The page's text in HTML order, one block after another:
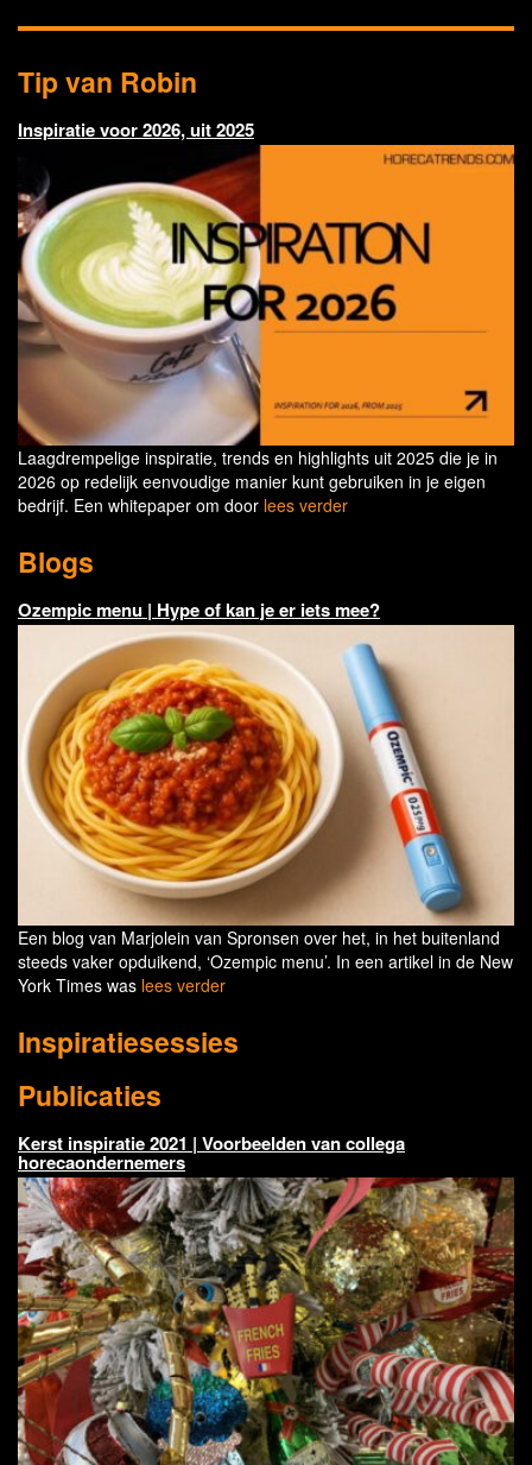
Tip van Robin
Inspiratie voor 2026, uit 2025
Laagdrempelige inspiratie, trends en highlights uit 2025 die je in
2026 op redelijk eenvoudige manier kunt gebruiken in je eigen
bedrijf. Een whitepaper om door lees verder
Blogs
Ozempic menu | Hype of kan je er iets mee?
Een blog van Marjolein van Spronsen over het, in het buitenland
steeds vaker opduikend, ‘Ozempic menu’. In een artikel in de New
York Times was lees verder
Inspiratiesessies
Publicaties
Kerst inspiratie 2021 | Voorbeelden van collega
horecaondernemers